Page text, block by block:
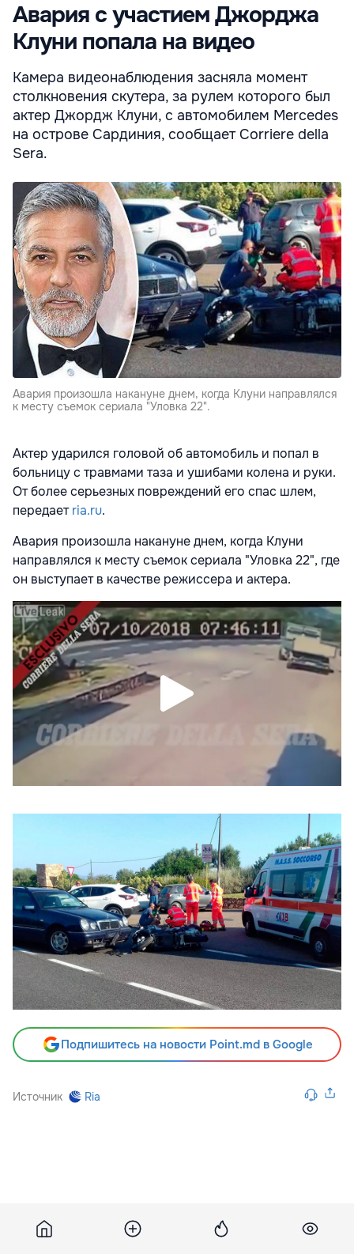
Авария с участием Джорджа
Клуни попала на видео
Камера видеонаблюдения засняла момент
столкновения скутера, за рулем которого был
актер Джордж Клуни, с автомобилем Mercedes
на острове Сардиния, сообщает Corriere della
Sera.
Авария произошла накануне днем, когда Клуни направлялся
к месту съемок сериала "Уловка 22".
Актер ударился головой об автомобиль и попал в
больницу с травмами таза и ушибами колена и руки.
От более серьезных повреждений его спас шлем,
передаетria.ru.
Авария произошла накануне днем, когда Клуни
направлялся к месту съемок сериала "Уловка 22", где
он выступает в качестве режиссера и актера.
Подпишитесь на новости Point.md в Google
Источник Ria